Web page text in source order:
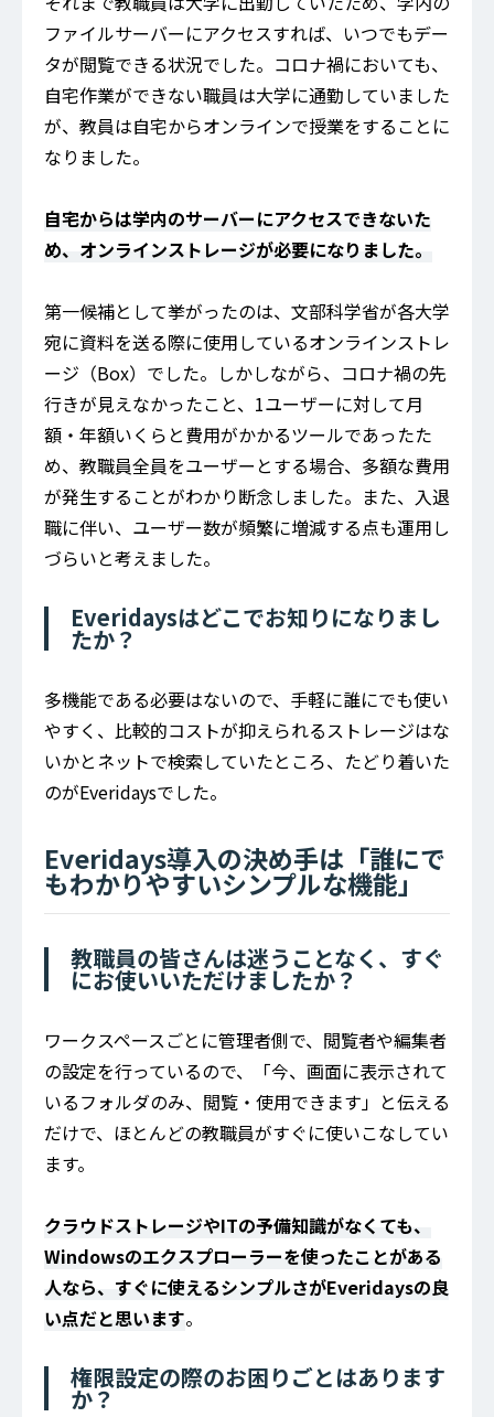
ファイルサーバーにアクセスすれば、いつでもデー
タが閲覧できる状況でした。コロナ禍においても、
自宅作業ができない職員は大学に通勤していました
が、教員は自宅からオンラインで授業をすることに
なりました。
自宅からは学内のサーバーにアクセスできないた
め、オンラインストレージが必要になりました。
第一候補として挙がったのは、文部科学省が各大学
宛に資料を送る際に使用しているオンラインストレ
ージ（Box）でした。しかしながら、コロナ禍の先
行きが見えなかったこと、1ユーザーに対して月
額・年額いくらと費用がかかるツールであったた
め、教職員全員をユーザーとする場合、多額な費用
が発生することがわかり断念しました。また、入退
職に伴い、ユーザー数が頻繁に増減する点も運用し
づらいと考えました。
Everidaysはどこでお知りになりまし
たか？
多機能である必要はないので、手軽に誰にでも使い
やすく、比較的コストが抑えられるストレージはな
いかとネットで検索していたところ、たどり着いた
のがEveridaysでした。
Everidays導入の決め手は「誰にで
もわかりやすいシンプルな機能」
教職員の皆さんは迷うことなく、すぐ
にお使いいただけましたか？
ワークスペースごとに管理者側で、閲覧者や編集者
の設定を行っているので、「今、画面に表示されて
いるフォルダのみ、閲覧・使用できます」と伝える
だけで、ほとんどの教職員がすぐに使いこなしてい
ます。
クラウドストレージやITの予備知識がなくても、
Windowsのエクスプローラーを使ったことがある
人なら、すぐに使えるシンプルさがEveridaysの良
い点だと思います。
権限設定の際のお困りごとはあります
か？